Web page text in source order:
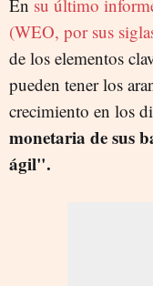
En su último
(WEO, por sus
de los elementos
pueden tener los
crecimiento en los
monetaria de sus
ágil".